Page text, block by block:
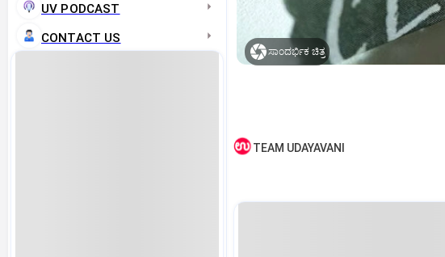
UV PODCAST
CONTACT US
ಸಾಂದರ್ಭಿಕ ಚಿತ್ರ
TEAM UDAYAVANI